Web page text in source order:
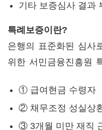
기타 보증심사 결과
특례보증이란?
은행의 표준화된 심사
위한 서민금융진흥원
① 급여현금 수령자
② 채무조정 성실상
③ 3개월 미만 재직